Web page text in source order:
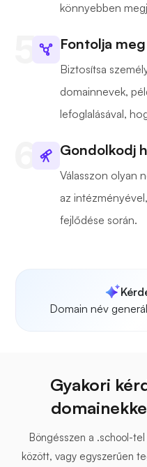
könnyebben
Fontolja
Biztosítsa
domainnevek,
lefoglalásával,
Gondolkodj
Válasszon olyan
az
fejlődése során.
Domain név
Gyakori
Böngésszen a .school-
között, vagy egyszerűen